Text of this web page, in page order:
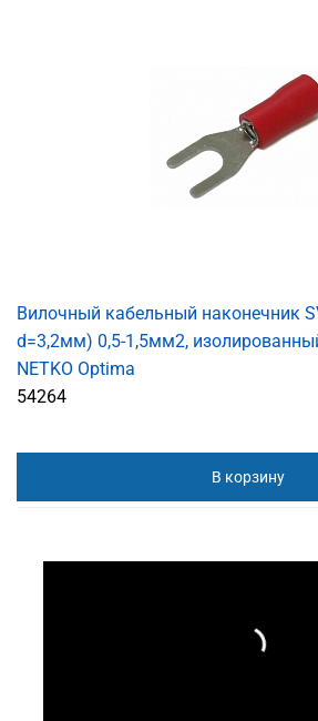
Вилочный кабельный наконечник
d=3,2мм) 0,5-1,5мм2,
NETKO Optima
54264
В корзину